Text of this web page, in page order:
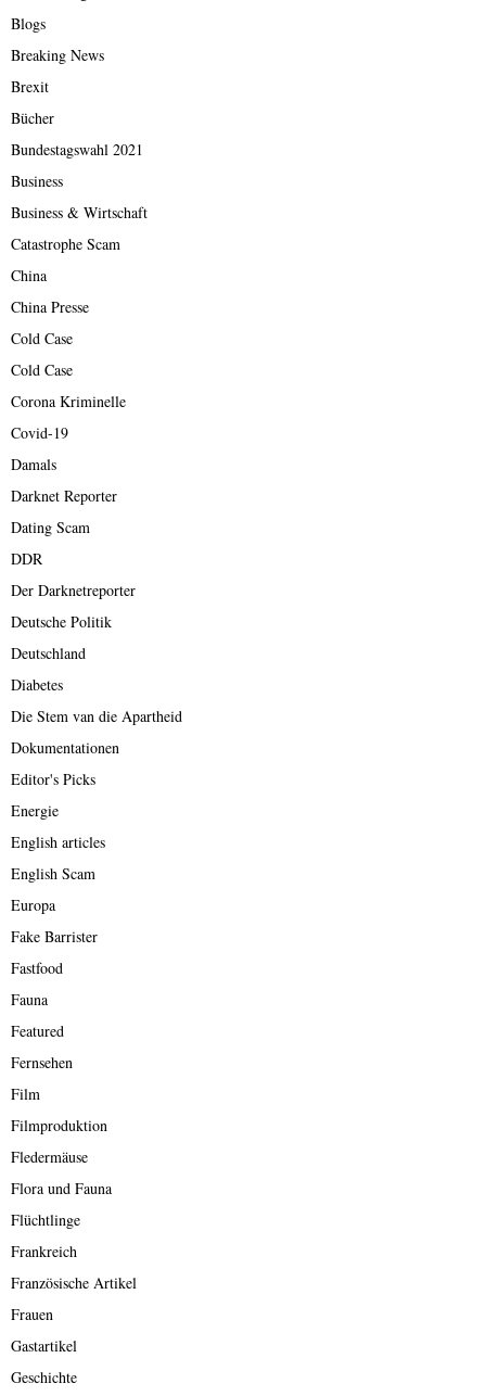
Blogs
Breaking News
Brexit
Bücher
Bundestagswahl 2021
Business
Business & Wirtschaft
Catastrophe Scam
China
China Presse
Cold Case
Cold Case
Corona Kriminelle
Covid-19
Damals
Darknet Reporter
Dating Scam
DDR
Der Darknetreporter
Deutsche Politik
Deutschland
Diabetes
Die Stem van die Apartheid
Dokumentationen
Editor's Picks
Energie
English articles
English Scam
Europa
Fake Barrister
Fastfood
Fauna
Featured
Fernsehen
Film
Filmproduktion
Fledermäuse
Flora und Fauna
Flüchtlinge
Frankreich
Französische Artikel
Frauen
Gastartikel
Geschichte